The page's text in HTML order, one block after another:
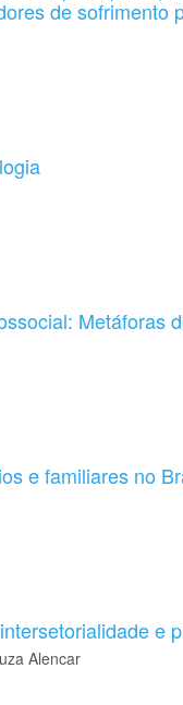
de sofrimento
Metáforas
e familiares no
e
Alencar